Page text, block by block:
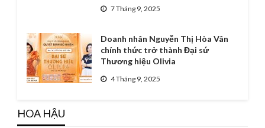
7 Tháng 9, 2025
Doanh nhân Nguyễn Thị Hòa Vân
chính thức trở thành Đại sứ
Thương hiệu Olivia
4 Tháng 9, 2025
HOA HẬU